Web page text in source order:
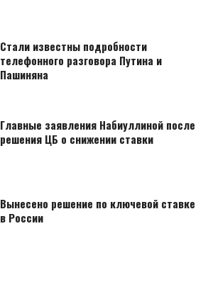
Стали известны подробности
телефонного разговора Путина и
Пашиняна
Главные заявления Набиуллиной после
решения ЦБ о снижении ставки
Вынесено решение по ключевой ставке
в России